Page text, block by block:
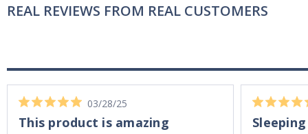
REAL REVIEWS FROM REAL CUSTOMERS
03/28/25
This product is amazing